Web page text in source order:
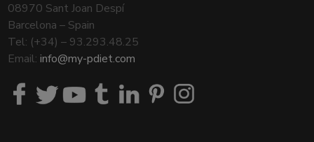
08970 Sant Joan Despí
Barcelona – Spain
Tel: (+34) – 93.293.48.25
Email:info@my-pdiet.com